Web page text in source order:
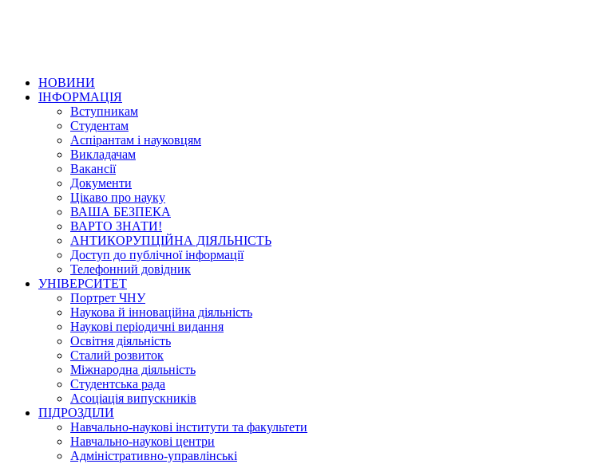
НОВИНИ
ІНФОРМАЦІЯ
Вступникам
Студентам
Аспірантам і науковцям
Викладачам
Вакансії
Документи
Цікаво про науку
ВАША БЕЗПЕКА
ВАРТО ЗНАТИ!
АНТИКОРУПЦІЙНА ДІЯЛЬНІСТЬ
Доступ до публічної інформації
Телефонний довідник
УНІВЕРСИТЕТ
Портрет ЧНУ
Наукова й інноваційна діяльність
Наукові періодичні видання
Освітня діяльність
Сталий розвиток
Міжнародна діяльність
Студентська рада
Асоціація випускників
ПІДРОЗДІЛИ
Навчально-наукові інститути та факультети
Навчально-наукові центри
Адміністративно-управлінські